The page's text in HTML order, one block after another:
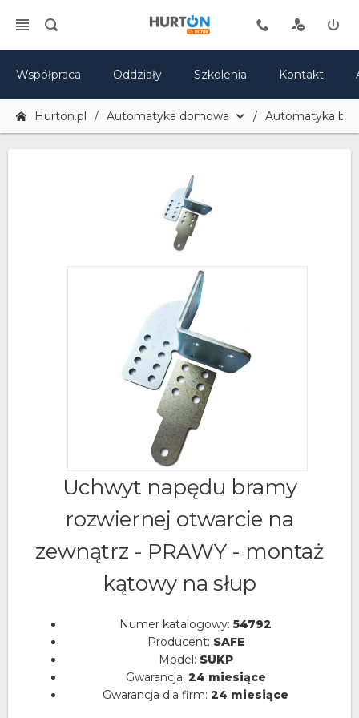
Współpraca Oddziały Szkolenia Kontakt
Hurton.pl Automatyka domowa Automatyka
Uchwyt napędu bramy
rozwiernej otwarcie na
zewnątrz - PRAWY - montaż
kątowy na słup
Numer katalogowy: 54792
Producent: SAFE
Model: SUKP
Gwarancja: 24 miesiące
Gwarancja dla firm: 24 miesiące